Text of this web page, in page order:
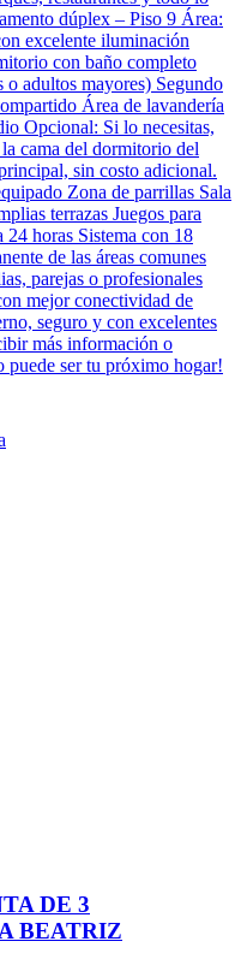
dúplex – Piso 9 Área:
excelente iluminación
con baño completo
adultos mayores) Segundo
Área de lavandería
Opcional: Si lo necesitas,
cama del dormitorio del
sin costo adicional.
Zona de parrillas Sala
terrazas Juegos para
horas Sistema con 18
de las áreas comunes
parejas o profesionales
mejor conectividad de
seguro y con excelentes
más información o
puede ser tu próximo hogar!
DE 3
BEATRIZ